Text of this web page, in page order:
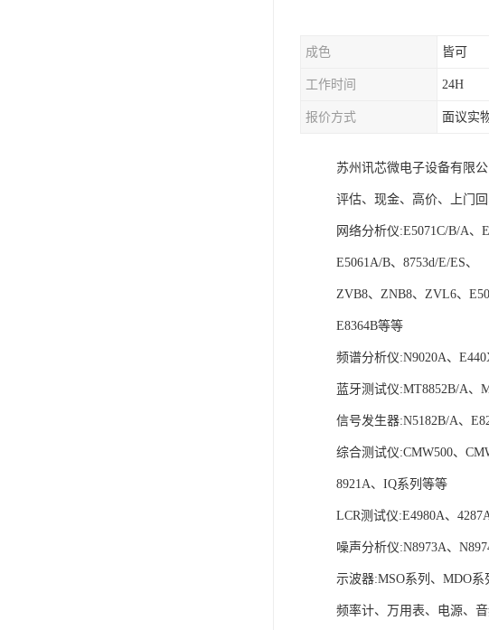
成色 皆可
工作时间 24H
报价方式 面议实
苏州讯芯微电子设备有限
评估、现金、高价、上门
网络分析仪:E5071C/B/A、
E5061A/B、8753d/E/ES、
ZVB8、ZNB8、ZVL6、
E8364B等等
频谱分析仪:N9020A、
蓝牙测试仪:MT8852B/A、
信号发生器:N5182B/A、
综合测试仪:CMW500、
8921A、IQ系列等等
LCR测试仪:E4980A、
噪声分析仪:N8973A、
示波器:MSO系列、MDO
频率计、万用表、电源、